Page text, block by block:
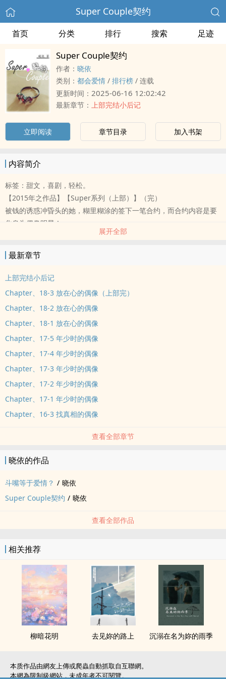
Super Couple契约
首页 分类 排行 搜索 足迹
Super Couple契约
作者： 晓依
类别： 都会爱情 / 排行榜 / 连载
更新时间： 2025-06-16 12:02:42
最新章节： 上部完结小后记
立即阅读 章节目录 加入书架
内容简介
标签：甜文，喜剧，轻松。
【2015年之作品】【Super系列（上部）】（完）
被钱的‎诱‎‌‌惑‎‍‌冲昏头的她，糊里糊涂的签下一笔合约，而合约内容是要
化身为偶像明星！
总是过着平凡生活的她，能习惯这种大众人物的日子吗？
自信心也逐渐崩解。
「我、我是刚要训练偶像！不是工作人员！」难道她就这么没有气
「妳，最好离开。」
从那时开始，她便决定要成为知名偶像，证明给别人看自己的实力！
＊＊＊＊＊＊＊＊＊＊＊＊＊＊＊＊＊＊＊
温文儒雅帅学长
清纯努力新偶像 x
＊＊＊＊＊＊＊＊＊＊＊＊＊＊＊＊＊＊＊
苦等了许久，正准备要发光发热的她却又被那个男人给控制住了？
一下叫她滚出演艺圈，一下又测试她的能力，这是在暗示什么吗？
推开她，心里很不是滋味；靠近她，心窝里却有奇怪的暖流，这要他
他的她，究竟是谁？为什么总是让他念念不忘的将她当作是＂她的替
眼泪要滑下来的那刻，那个霸气又带有命令口气的声音响起。
「可是、可是我...」可是人是奇怪的生物啊，听到不要哭三字反而哭
得更凄惨！
连看内容的时间都没有，就糊里糊涂的签下大名。
「这是什么？」
「我劝妳仔细再看一次那份合约的内容。」他勾起一抹邪笑，那是代
表着计划成功的笑容。
「Super Couple契约？」一直到这个时候，她才发现，这是一份契
约，而不是合约啊！
越成熟的她就越傻，越傻呼呼他就越爱！
§ \\ Chapter Select // §
Chapter、1 为了钱的偶像 Chapter、10 讨人厌的偶像
Chapter、3 不简单的偶像​ Chapter、12 订契约的偶像
展开全部
最新章节
上部完结小后记
Chapter、18-3 放在心的偶像（上部完）
Chapter、18-2 放在心的偶像
Chapter、18-1 放在心的偶像
Chapter、17-5 年少时的偶像
Chapter、17-4 年少时的偶像
Chapter、17-3 年少时的偶像
Chapter、17-2 年少时的偶像
Chapter、17-1 年少时的偶像
Chapter、16-3 找真相的偶像
查看全部章节
晓依的作品
斗嘴等于爱情？ / 晓依
Super Couple契约 / 晓依
查看全部作品
相关推荐
柳暗花明 去见妳的路上 沉溺在名为妳的雨季
本质作品由網友上傳或爬蟲自動抓取自互聯網。
本網為限制級網站，未成年者不可閱覽。